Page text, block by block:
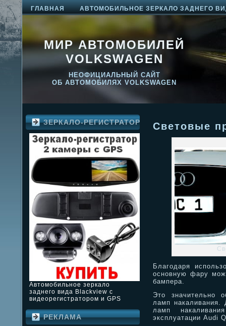
ГЛАВНАЯ АВТОМОБИЛЬНОЕ ЗЕРКАЛО ЗАДНЕГО
МИР АВТОМОБИЛЕЙ
VOLKSWAGEN
НЕОФИЦИАЛЬНЫЙ САЙТ
ОБ АВТОМОБИЛЯХ VOLKSWAGEN
ЗЕРКАЛО-РЕГИСТРАТОР
Автомобильное зеркало
заднего вида Blackview с
видеорегистратором и GPS
РЕКЛАМА
Cветовые
Благодаря
основную фару
бампера.
Это значительно
ламп накаливания.
ламп
эксплуатации Audi